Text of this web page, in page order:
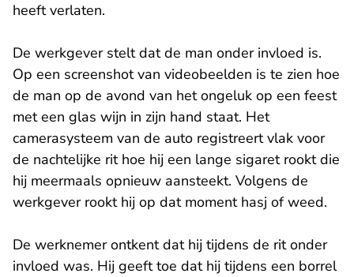
heeft verlaten.
De werkgever stelt dat de man onder invloed is.
Op een screenshot van videobeelden is te zien hoe
de man op de avond van het ongeluk op een feest
met een glas wijn in zijn hand staat. Het
camerasysteem van de auto registreert vlak voor
de nachtelijke rit hoe hij een lange sigaret rookt die
hij meermaals opnieuw aansteekt. Volgens de
werkgever rookt hij op dat moment hasj of weed.
De werknemer ontkent dat hij tijdens de rit onder
invloed was. Hij geeft toe dat hij tijdens een borrel